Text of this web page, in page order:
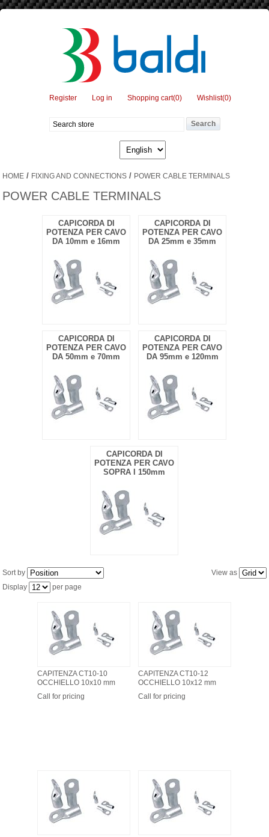
Register Log in Shopping cart(0) Wishlist(0)
HOME / FIXING AND CONNECTIONS / POWER CABLE TERMINALS
POWER CABLE TERMINALS
CAPICORDA DI
POTENZA PER CAVO
DA 10mm e 16mm
CAPICORDA DI
POTENZA PER CAVO
DA 25mm e 35mm
CAPICORDA DI
POTENZA PER CAVO
DA 50mm e 70mm
CAPICORDA DI
POTENZA PER CAVO
DA 95mm e 120mm
CAPICORDA DI
POTENZA PER CAVO
SOPRA I 150mm
View as
Sort by
Display
per page
CAPITENZA CT10-10
OCCHIELLO 10x10 mm
Call for pricing
CAPITENZA CT10-12
OCCHIELLO 10x12 mm
Call for pricing